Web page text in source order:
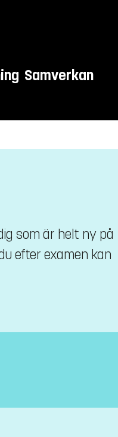
Samverkan
som är helt ny på
efter examen kan